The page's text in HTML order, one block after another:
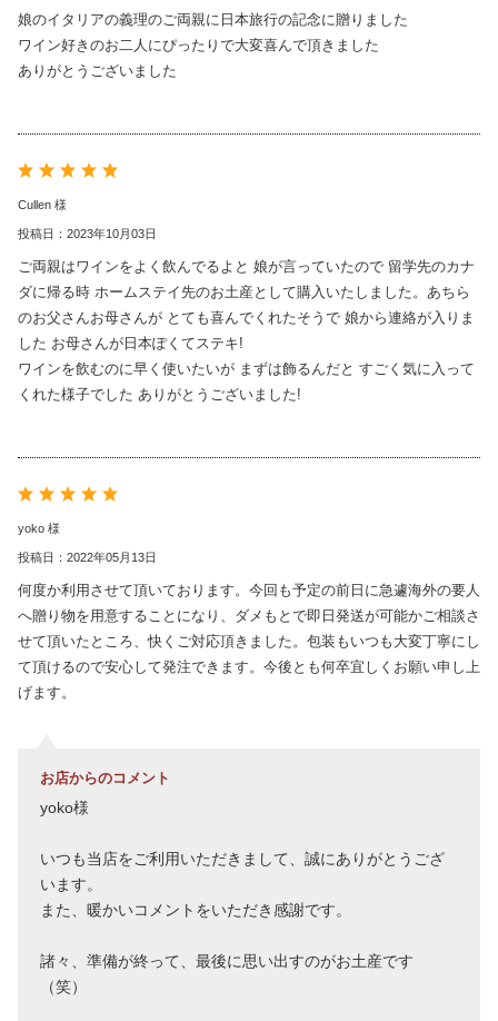
娘のイタリアの義理のご両親に日本旅行の記念に贈りました
ワイン好きのお二人にぴったりで大変喜んで頂きました
ありがとうございました
Cullen 様
投稿日：2023年10月03日
ご両親はワインをよく飲んでるよと 娘が言っていたので 留学先のカナ
ダに帰る時 ホームステイ先のお土産として購入いたしました。あちら
のお父さんお母さんが とても喜んでくれたそうで 娘から連絡が入りま
した お母さんが日本ぽくてステキ!
ワインを飲むのに早く使いたいが まずは飾るんだと すごく気に入って
くれた様子でした ありがとうございました!
yoko 様
投稿日：2022年05月13日
何度か利用させて頂いております。今回も予定の前日に急遽海外の要人
へ贈り物を用意することになり、ダメもとで即日発送が可能かご相談さ
せて頂いたところ、快くご対応頂きました。包装もいつも大変丁寧にし
て頂けるので安心して発注できます。今後とも何卒宜しくお願い申し上
げます。
お店からのコメント
yoko様
いつも当店をご利用いただきまして、誠にありがとうござ
います。
また、暖かいコメントをいただき感謝です。
諸々、準備が終って、最後に思い出すのがお土産です
（笑）